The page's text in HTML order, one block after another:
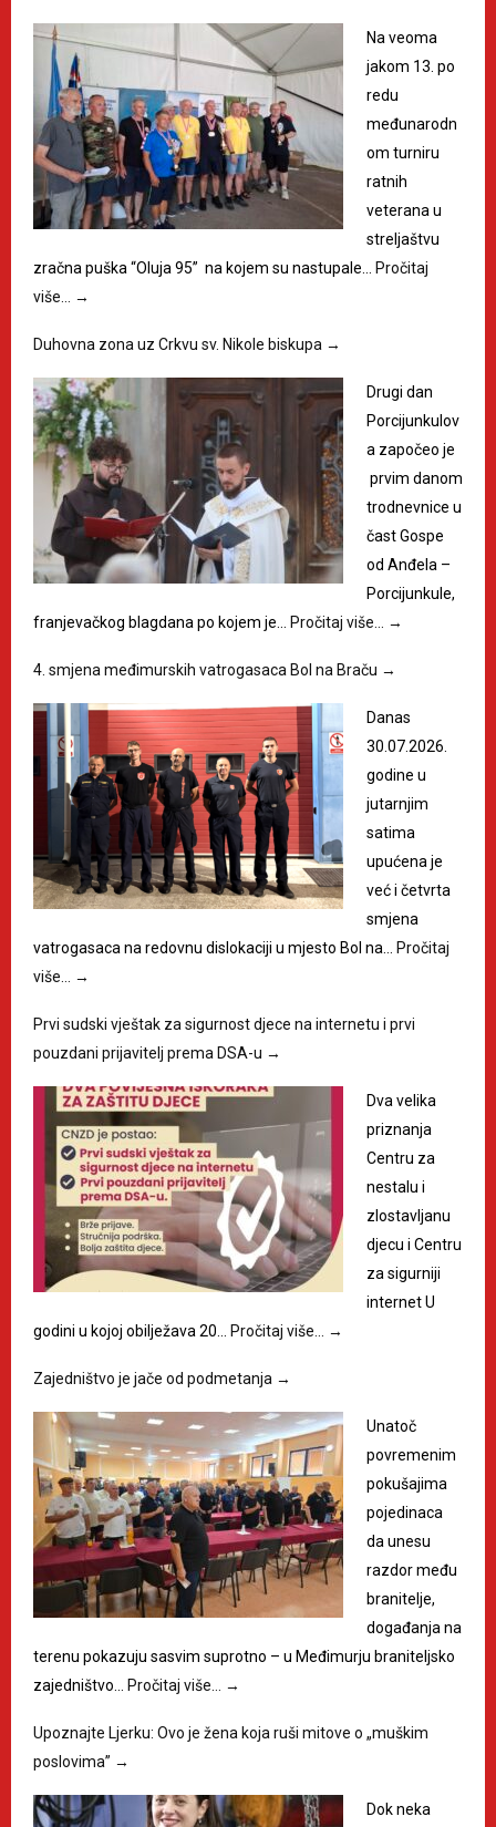
Na veoma
jakom 13. po
redu
međunarodn
om turniru
ratnih
veterana u
streljaštvu
zračna puška “Oluja 95” na kojem su nastupale… Pročitaj
više…
→
Duhovna zona uz Crkvu sv. Nikole biskupa →
Drugi dan
Porcijunkulov
a započeo je
prvim danom
trodnevnice u
čast Gospe
od Anđela –
Porcijunkule,
franjevačkog blagdana po kojem je… Pročitaj više… →
4. smjena međimurskih vatrogasaca Bol na Braču →
Danas
30.07.2026.
godine u
jutarnjim
satima
upućena je
već i četvrta
smjena
vatrogasaca na redovnu dislokaciji u mjesto Bol na… Pročitaj
više…
→
Prvi sudski vještak za sigurnost djece na internetu i prvi
pouzdani prijavitelj prema DSA-u →
Dva velika
priznanja
Centru za
nestalu i
zlostavljanu
djecu i Centru
za sigurniji
internet U
godini u kojoj obilježava 20… Pročitaj više… →
Zajedništvo je jače od podmetanja →
Unatoč
povremenim
pokušajima
pojedinaca
da unesu
razdor među
branitelje,
događanja na
terenu pokazuju sasvim suprotno – u Međimurju braniteljsko
zajedništvo… Pročitaj više… →
Upoznajte Ljerku: Ovo je žena koja ruši mitove o „muškim
poslovima” →
Dok neka